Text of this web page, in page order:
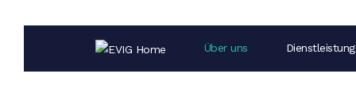
Über uns